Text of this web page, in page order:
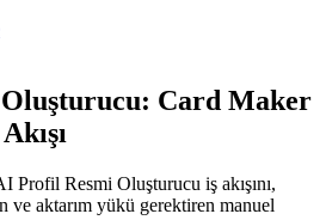
Card Maker
Profil Resmi Oluşturucu iş akışını,
ve aktarım yükü gerektiren manuel